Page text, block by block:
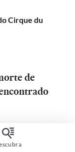
Cirque du
de